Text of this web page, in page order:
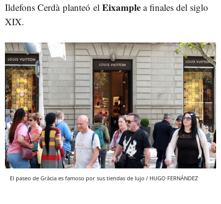
Ildefons Cerdà planteó el Eixample a finales del siglo
XIX.
El paseo de Gràcia es famoso por sus tiendas de lujo / HUGO FERNÁNDEZ